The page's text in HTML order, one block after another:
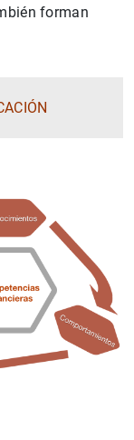
forman